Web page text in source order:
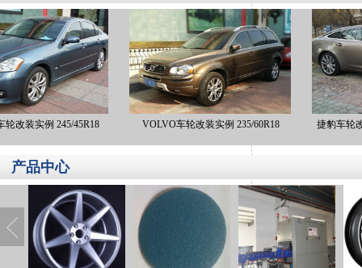
装实例 245/45R18 VOLVO车轮改装实例 235/60R18
捷豹车轮改
产品中心